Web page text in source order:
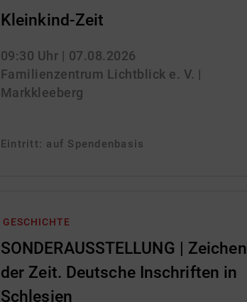
Kleinkind-Zeit
09:30 Uhr | 07.08.2026
Familienzentrum Lichtblick e. V. |
Markkleeberg
Eintritt: auf Spendenbasis
GESCHICHTE
SONDERAUSSTELLUNG | Zeichen
der Zeit. Deutsche Inschriften in
Schlesien